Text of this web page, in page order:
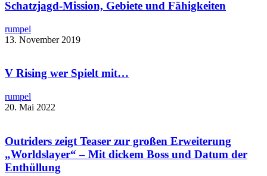
Schatzjagd-Mission, Gebiete und Fähigkeiten
rumpel
13. November 2019
V Rising wer Spielt mit…
rumpel
20. Mai 2022
Outriders zeigt Teaser zur großen Erweiterung
„Worldslayer“ – Mit dickem Boss und Datum der
Enthüllung